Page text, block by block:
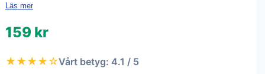
Läs mer
159 kr
★★★★☆Vårt betyg: 4.1 / 5